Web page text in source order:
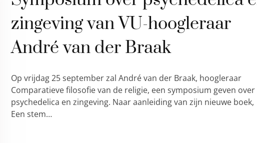
zingeving van VU-hoogleraar
André van der Braak
Op vrijdag 25 september zal André van der Braak, hoogleraar
Comparatieve filosofie van de religie, een symposium geven over
psychedelica en zingeving. Naar aanleiding van zijn nieuwe boek,
Een stem…